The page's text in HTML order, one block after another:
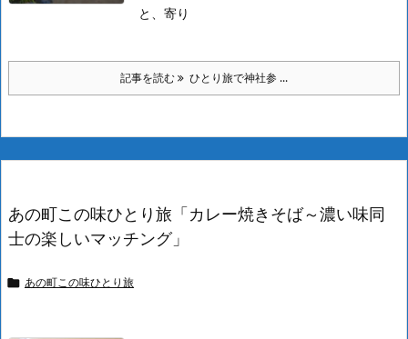
と、寄り
記事を読む ひとり旅で神社参 ...
あの町この味ひとり旅「カレー焼きそば～濃い味同
士の楽しいマッチング」
 あの町この味ひとり旅